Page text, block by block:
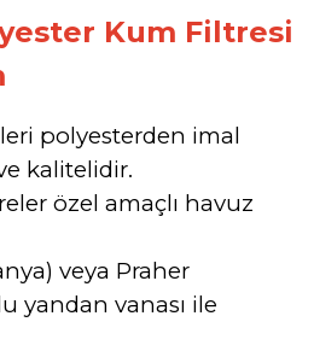
Kum Filtresi
polyesterden imal
kalitelidir.
özel amaçlı havuz
veya Praher
yandan vanası ile